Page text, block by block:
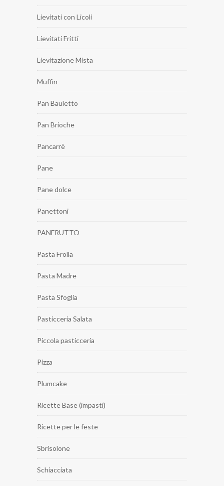
Lievitati con Licoli
Lievitati Fritti
Lievitazione Mista
Muffin
Pan Bauletto
Pan Brioche
Pancarrè
Pane
Pane dolce
Panettoni
PANFRUTTO
Pasta Frolla
Pasta Madre
Pasta Sfoglia
Pasticceria Salata
Piccola pasticceria
Pizza
Plumcake
Ricette Base (impasti)
Ricette per le feste
Sbrisolone
Schiacciata